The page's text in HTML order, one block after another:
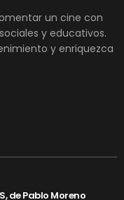
un cine con
y educativos.
y enriquezca
de Pablo Moreno